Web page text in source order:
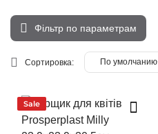
Фільтр по параметрам
Сортировка: По умолчанию
Sale